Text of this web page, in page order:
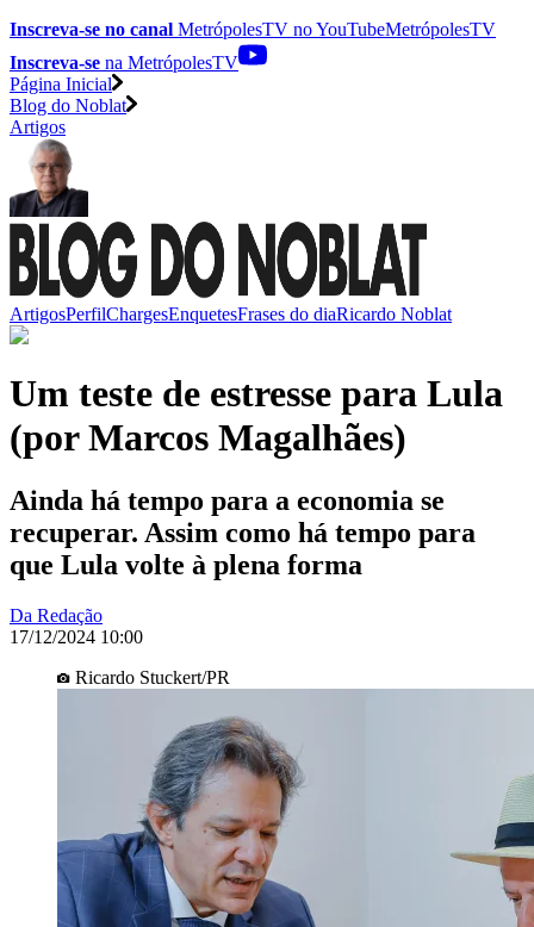
Inscreva-se no canal MetrópolesTV noYouTubeMetrópolesTV
Inscreva-se na MetrópolesTV
Página Inicial
Blog do Noblat
Artigos
ArtigosPerfilChargesEnquetesFrases do diaRicardo Noblat
Um teste de estresse para Lula
(por Marcos Magalhães)
Ainda há tempo para a economia se
recuperar. Assim como há tempo para
que Lula volte à plena forma
Da Redação
17/12/2024 10:00
Ricardo Stuckert/PR